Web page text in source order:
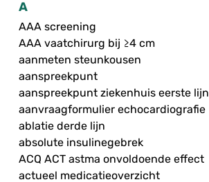
A
AAA screening
AAA vaatchirurg bij ≥4 cm
aanmeten steunkousen
aanspreekpunt
aanspreekpunt ziekenhuis eerste lijn
aanvraagformulier echocardiografie
ablatie derde lijn
absolute insulinegebrek
ACQ ACT astma onvoldoende effect
actueel medicatieoverzicht